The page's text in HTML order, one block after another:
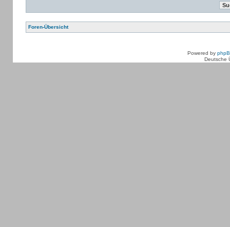
Foren-Übersicht
Powered by
Deutsche